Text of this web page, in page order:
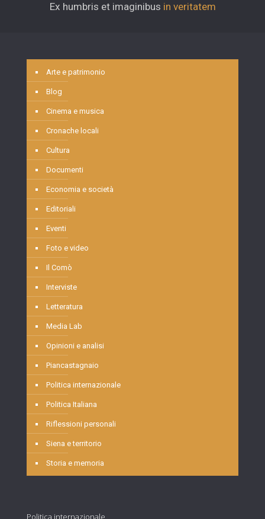
Ex humbris et imaginibus in veritatem
Arte e patrimonio
Blog
Cinema e musica
Cronache locali
Cultura
Documenti
Economia e società
Editoriali
Eventi
Foto e video
Il Comò
Interviste
Letteratura
Media Lab
Opinioni e analisi
Piancastagnaio
Politica internazionale
Politica Italiana
Riflessioni personali
Siena e territorio
Storia e memoria
Politica internazionale